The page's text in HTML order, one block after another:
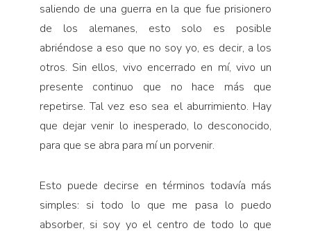
saliendo de una guerra en la que fue prisionero
de los alemanes, esto solo es posible
abriéndose a eso que no soy yo, es decir, a los
otros. Sin ellos, vivo encerrado en mí, vivo un
presente continuo que no hace más que
repetirse. Tal vez eso sea el aburrimiento. Hay
que dejar venir lo inesperado, lo desconocido,
para que se abra para mí un porvenir.
Esto puede decirse en términos todavía más
simples: si todo lo que me pasa lo puedo
absorber, si soy yo el centro de todo lo que